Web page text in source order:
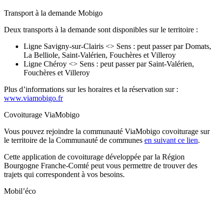
Transport à la demande Mobigo
Deux transports à la demande sont disponibles sur le territoire :
Ligne Savigny-sur-Clairis <> Sens : peut passer par Domats,
La Belliole, Saint-Valérien, Fouchères et Villeroy
Ligne Chéroy <> Sens : peut passer par Saint-Valérien,
Fouchères et Villeroy
Plus d’informations sur les horaires et la réservation sur :
www.viamobigo.fr
Covoiturage ViaMobigo
Vous pouvez rejoindre la communauté ViaMobigo covoiturage sur
le territoire de la Communauté de communes en suivant ce lien.
Cette application de covoiturage développée par la Région
Bourgogne Franche-Comté peut vous permettre de trouver des
trajets qui correspondent à vos besoins.
Mobil’éco